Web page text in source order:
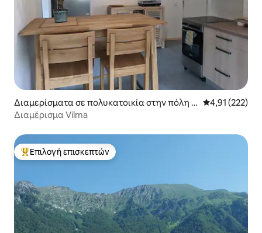
Διαμερίσματα σε πολυκατοικία στην πόλη C
elje
Μέση
4,91 (222)
Διαμέρισμα Vilma
Κορυφαία επιλογή επισκεπτών
Επιλογή επισκεπτών